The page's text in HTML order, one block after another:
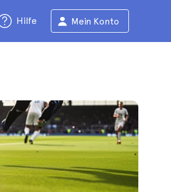
Hilfe Mein Konto